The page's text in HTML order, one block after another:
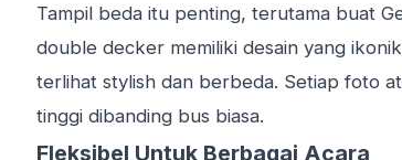
Tampil beda itu penting, terutama buat
double decker memiliki desain yang
terlihat stylish dan berbeda. Setiap foto
tinggi dibanding bus biasa.
Fleksibel Untuk Berbagai Acara